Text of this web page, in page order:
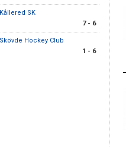
SK
7 - 6
Hockey Club
1 - 6